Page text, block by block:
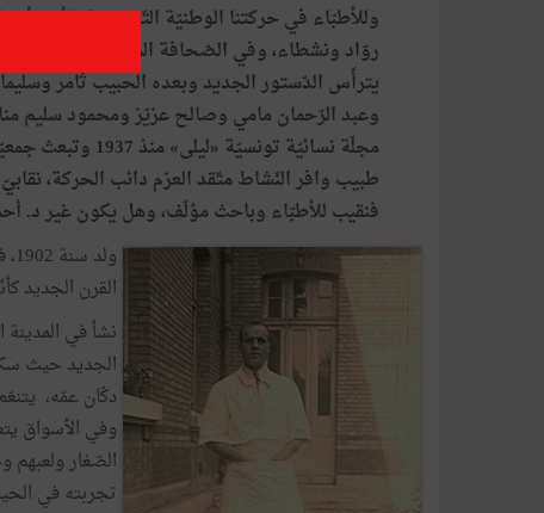
وللأطبّاء في حركتنا الوطنيّة التّحريريّة شأن
روّاد ونشطاء، وفي الصّحافة المناضلة أقلام في
يترأّس الدّستور الجديد وبعده الحبيب ثامر
وعبد الرّحمان مامي وصالح عزيّز ومحمود سليم
مجلّة نسائيّة
طبيب وافر النّشاط متّقد العزم دائب الحركة،
فنقيب للأطبّاء وباحث مؤلّف، وهل يكون غير د.
القرن الجديد
نشأ في
الجديد حيث
دكّان عمّه،
وفي الأسواق
الصّغار ولعبهم
تجربته في